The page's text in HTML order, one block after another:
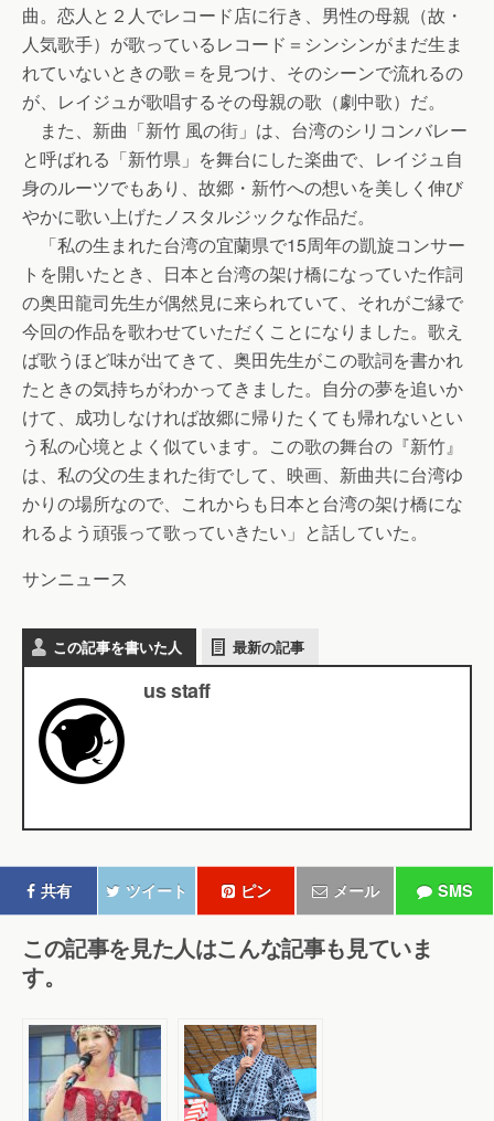
曲。恋人と２人でレコード店に行き、男性の母親（故・
人気歌手）が歌っているレコード＝シンシンがまだ生ま
れていないときの歌＝を見つけ、そのシーンで流れるの
が、レイジュが歌唱するその母親の歌（劇中歌）だ。
また、新曲「新竹 風の街」は、台湾のシリコンバレー
と呼ばれる「新竹県」を舞台にした楽曲で、レイジュ自
身のルーツでもあり、故郷・新竹への想いを美しく伸び
やかに歌い上げたノスタルジックな作品だ。
「私の生まれた台湾の宜蘭県で15周年の凱旋コンサー
トを開いたとき、日本と台湾の架け橋になっていた作詞
の奥田龍司先生が偶然見に来られていて、それがご縁で
今回の作品を歌わせていただくことになりました。歌え
ば歌うほど味が出てきて、奥田先生がこの歌詞を書かれ
たときの気持ちがわかってきました。自分の夢を追いか
けて、成功しなければ故郷に帰りたくても帰れないとい
う私の心境とよく似ています。この歌の舞台の『新竹』
は、私の父の生まれた街でして、映画、新曲共に台湾ゆ
かりの場所なので、これからも日本と台湾の架け橋にな
れるよう頑張って歌っていきたい」と話していた。
サンニュース
この記事を書いた人 最新の記事
us staff
共有 ツイート ピン メール SMS
この記事を見た人はこんな記事も見ていま
す。